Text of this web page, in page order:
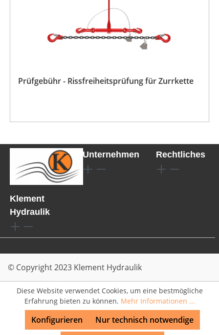
Prüfgebühr - Rissfreiheitsprüfung für Zurrkette
Klement
Hydraulik
Unternehmen Rechtliches
© Copyright 2023 Klement Hydraulik
Diese Website verwendet Cookies, um eine bestmögliche
Erfahrung bieten zu können. Mehr Informationen ...
Nur technisch notwendige
Konfigurieren